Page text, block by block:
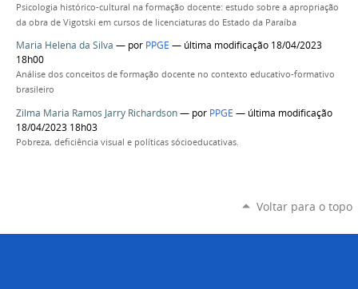
Psicologia histórico-cultural na formação docente: estudo sobre a apropriação
da obra de Vigotski em cursos de licenciaturas do Estado da Paraíba
Maria Helena da Silva — por PPGE — última modificação 18/04/2023
18h00
Análise dos conceitos de formação docente no contexto educativo-formativo
brasileiro
Zilma Maria Ramos Jarry Richardson— por PPGE — última modificação
18/04/2023 18h03
Pobreza, deficiência visual e políticas sócioeducativas.
Voltar para o topo